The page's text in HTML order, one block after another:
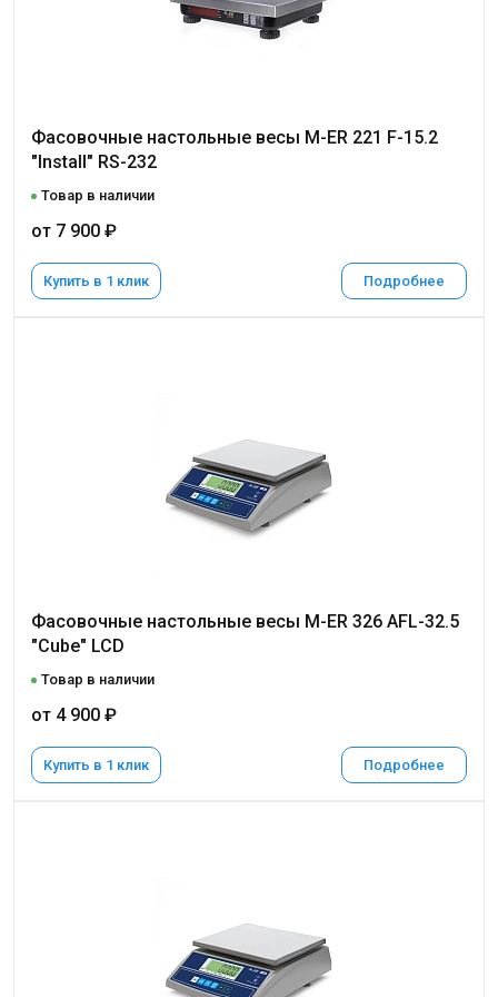
Фасовочные настольные весы M-ER 221 F-15.2
"Install" RS-232
Товар в наличии
от 7 900 ₽
Купить в 1 клик Подробнее
Фасовочные настольные весы M-ER 326 AFL-32.5
"Cube" LCD
Товар в наличии
от 4 900 ₽
Купить в 1 клик Подробнее